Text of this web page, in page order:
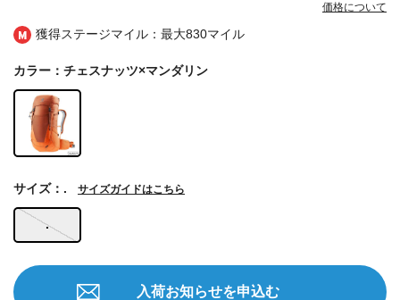
獲得ステージマイル：最大830マイル
価格について
カラー：チェスナッツ×マンダリン
.
サイズ：. サイズガイドはこちら
入荷お知らせを申込む